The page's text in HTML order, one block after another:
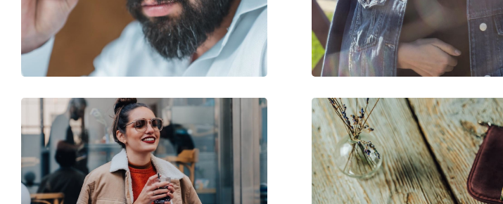
Γέφυρα:
19 mm
Βάρος:
87 γρ
Ρυθμιζόμενα μαξιλάρια μύτης:
Όχι
Εύκαμπτη άρθρωση:
Όχι
Αξεσουάρ
Παρέχονται με θήκη:
Ναι
Πανί καθαρισμού:
Ναι
Άλλα
Τύπος:
Unisex